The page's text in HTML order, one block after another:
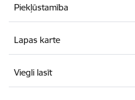
Piekļūstamība
Lapas karte
Viegli lasīt